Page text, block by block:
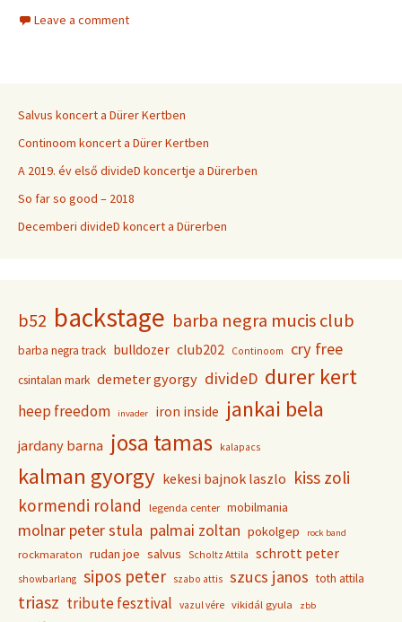
Leave a comment
Salvus koncert a Dürer Kertben
Continoom koncert a Dürer Kertben
A 2019. év első divideD koncertje a Dürerben
So far so good – 2018
Decemberi divideD koncert a Dürerben
b52 backstage barba negra mucis club
barba negra track bulldozer club202 Continoom cry free
csintalan mark demeter gyorgy divideD durer kert
heep freedom invader iron inside jankai bela
jardany barna josa tamas kalapacs
kalman gyorgy kekesi bajnok laszlo kiss zoli
kormendi roland
legenda center mobilmania
molnar peter stula palmai zoltan pokolgep rock band
rockmaraton rudan joe salvus Scholtz Attila schrott peter
showbarlang sipos peter szabo attis szucs janos toth attila
triasz tribute fesztival vazul vére vikidál gyula zbb